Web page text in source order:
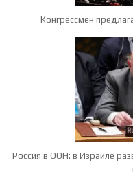
Конгрессмен
Россия в ООН: в Израиле